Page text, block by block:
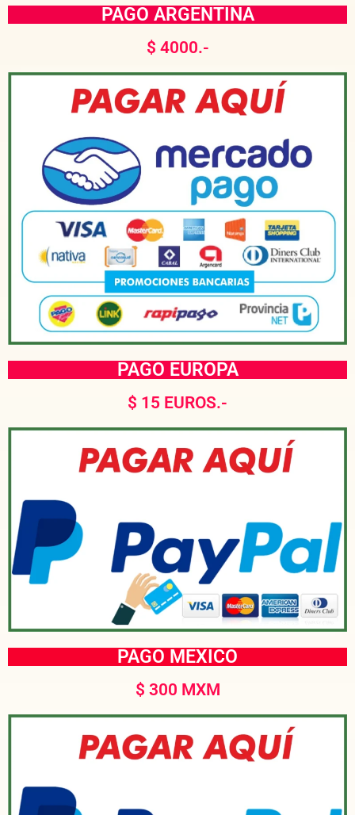
PAGO ARGENTINA
$ 4000.-
PAGO EUROPA
$ 15 EUROS.-
PAGO MEXICO
$ 300 MXM